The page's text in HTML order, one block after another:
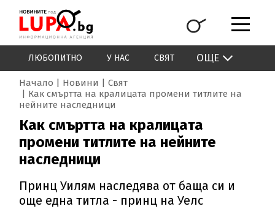
ЛЮБОПИТНО У НАС СВЯТ ОЩЕ
Начало Новини
Свят
Как смъртта на кралицата промени титлите на
нейните наследници
Как смъртта на кралицата
промени титлите на нейните
наследници
Принц Уилям наследява от баща си и
още една титла - принц на Уелс